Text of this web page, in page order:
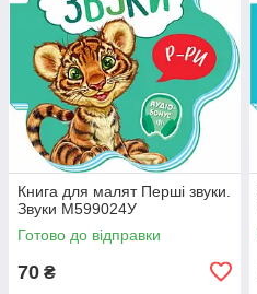
Книга для малят Перші звуки.
Звуки М599024У
Готово до відправки
70 ₴